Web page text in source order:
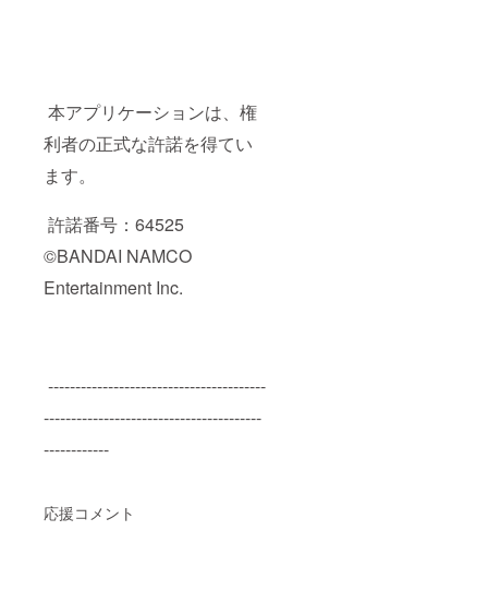
本アプリケーションは、権
利者の正式な許諾を得てい
ます。
許諾番号：64525
©BANDAI NAMCO
Entertainment Inc.
----------------------------------------
----------------------------------------
------------
応援コメント